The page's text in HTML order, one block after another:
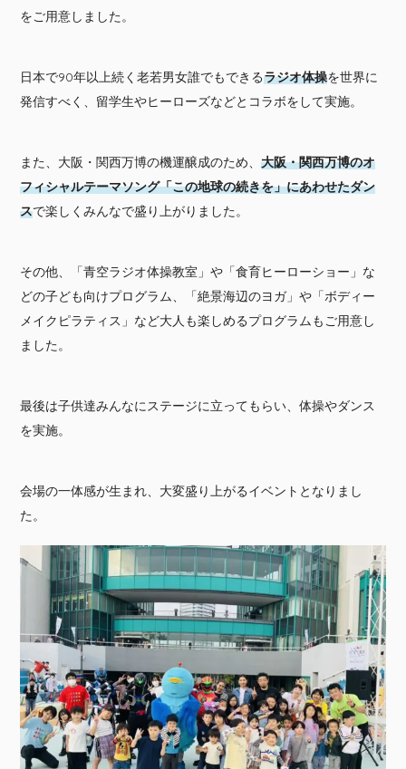
をご用意しました。
日本で90年以上続く老若男女誰でもできるラジオ体操を世界に
発信すべく、留学生やヒーローズなどとコラボをして実施。
また、大阪・関西万博の機運醸成のため、大阪・関西万博のオ
フィシャルテーマソング「この地球の続きを」にあわせたダン
スで楽しくみんなで盛り上がりました。
その他、「青空ラジオ体操教室」や「食育ヒーローショー」な
どの子ども向けプログラム、「絶景海辺のヨガ」や「ボディー
メイクピラティス」など大人も楽しめるプログラムもご用意し
ました。
最後は子供達みんなにステージに立ってもらい、体操やダンス
を実施。
会場の一体感が生まれ、大変盛り上がるイベントとなりまし
た。